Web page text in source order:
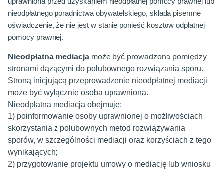
nieodpłatnego poradnictwa obywatelskiego, składa pisemne
oświadczenie, że nie jest w stanie ponieść kosztów odpłatnej
pomocy prawnej.
Nieodpłatna mediacja może być prowadzona pomiędzy
stronami dążącymi do polubownego rozwiązania sporu.
Stroną inicjującą przeprowadzenie nieodpłatnej mediacji
może być wyłącznie osoba uprawniona.
Nieodpłatna mediacja obejmuje:
1) poinformowanie osoby uprawnionej o możliwościach
skorzystania z polubownych metod rozwiązywania
sporów, w szczególności mediacji oraz korzyściach z tego
wynikających;
2) przygotowanie projektu umowy o mediację lub wniosku